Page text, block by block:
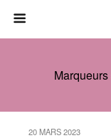
20 MARS 2023